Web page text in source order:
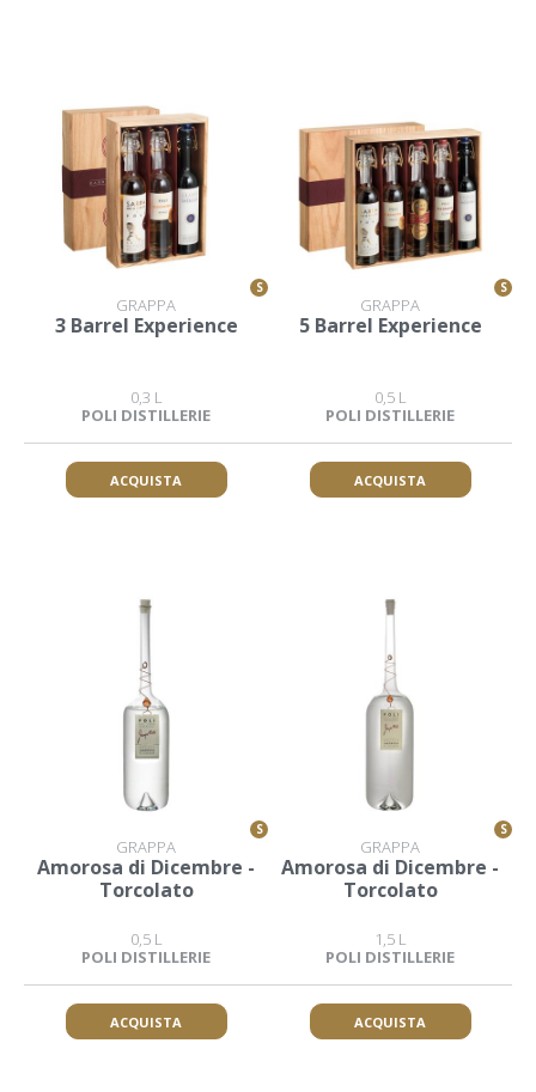
S
GRAPPA
3 Barrel Experience
0,3 L
POLI DISTILLERIE
ACQUISTA
S
GRAPPA
5 Barrel Experience
0,5 L
POLI DISTILLERIE
ACQUISTA
S
GRAPPA
Amorosa di Dicembre -
Torcolato
0,5 L
POLI DISTILLERIE
ACQUISTA
S
GRAPPA
Amorosa di Dicembre -
Torcolato
1,5 L
POLI DISTILLERIE
ACQUISTA